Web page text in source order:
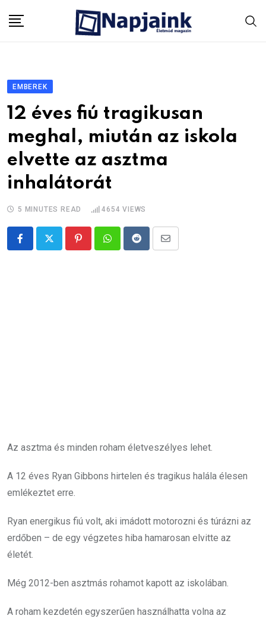
EMBEREK
12 éves fiú tragikusan
meghal, miután az iskola
elvette az asztma
inhalátorát
5 MINUTES READ 4654 VIEWS
PinterestWhatsappRedditShare
Az asztma és minden roham életveszélyes lehet.
A 12 éves Ryan Gibbons hirtelen és tragikus halála élesen
emlékeztet erre.
Ryan energikus fiú volt, aki imádott motorozni és túrázni az
erdőben – de egy végzetes hiba hamarosan elvitte az
életét.
Még 2012-ben asztmás rohamot kapott az iskolában.
A roham kezdetén egyszerűen használhatta volna az